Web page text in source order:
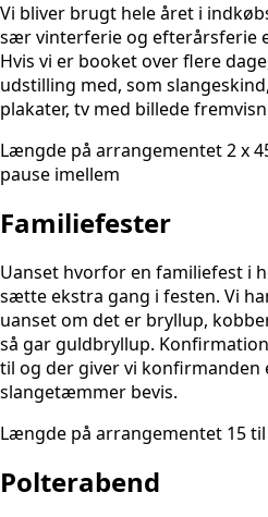
Vi bliver brugt hele året i
sær vinterferie og efterårsferie
Hvis vi er booket over flere
udstilling med, som
plakater, tv med billede
Længde på arrangementet 2 x
pause imellem
Familiefester
Uanset hvorfor en familiefest i
sætte ekstra gang i festen. Vi
uanset om det er bryllup,
så gar guldbryllup.
til og der giver vi konfirmanden
slangetæmmer bevis.
Længde på arrangementet 15
Polterabend